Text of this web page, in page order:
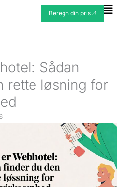
Beregn din pris
Sådan
rette løsning for